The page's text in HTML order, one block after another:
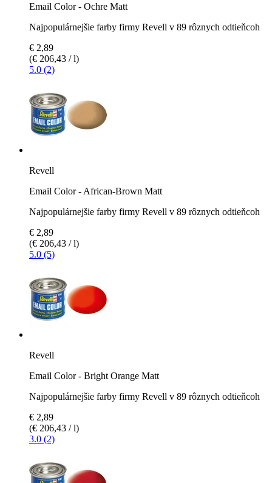
Email Color - Ochre Matt
Najpopulárnejšie farby firmy Revell v 89 rôznych odtieňcoh
€ 2,89
(€ 206,43 / l)
5.0 (2)
Revell
Email Color - African-Brown Matt
Najpopulárnejšie farby firmy Revell v 89 rôznych odtieňcoh
€ 2,89
(€ 206,43 / l)
5.0 (5)
Revell
Email Color - Bright Orange Matt
Najpopulárnejšie farby firmy Revell v 89 rôznych odtieňcoh
€ 2,89
(€ 206,43 / l)
3.0 (2)